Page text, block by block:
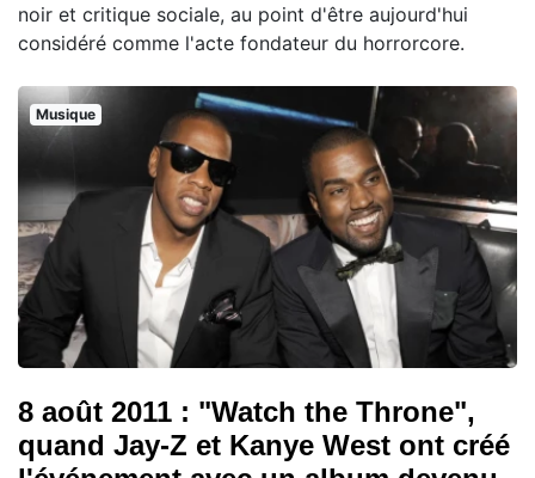
noir et critique sociale, au point d'être aujourd'hui
considéré comme l'acte fondateur du horrorcore.
Musique
8 août 2011 : "Watch the Throne",
quand Jay-Z et Kanye West ont créé